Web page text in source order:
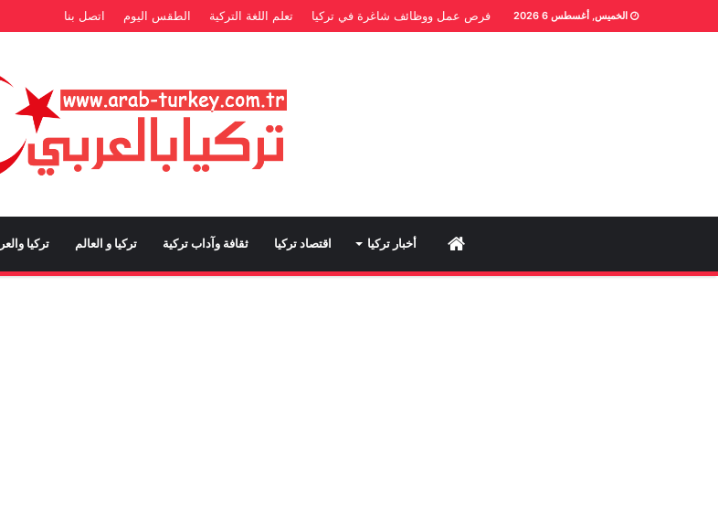
الخميس, أغسطس 6 2026 فرص عمل ووظائف شاغرة في تركيا تعلم اللغة التركية الطقس اليوم اتصل بنا
Home أخبار تركيا اقتصاد تركيا ثقافة وآداب تركية تركيا و العالم تركيا